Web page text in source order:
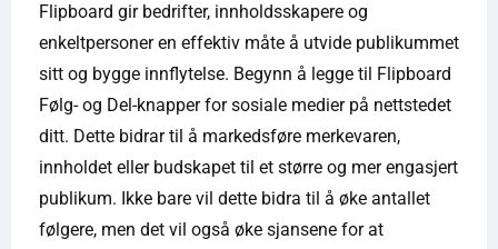
Flipboard gir bedrifter, innholdsskapere og
enkeltpersoner en effektiv måte å utvide publikummet
sitt og bygge innflytelse. Begynn å legge til Flipboard
Følg- og Del-knapper for sosiale medier på nettstedet
ditt. Dette bidrar til å markedsføre merkevaren,
innholdet eller budskapet til et større og mer engasjert
publikum. Ikke bare vil dette bidra til å øke antallet
følgere, men det vil også øke sjansene for at